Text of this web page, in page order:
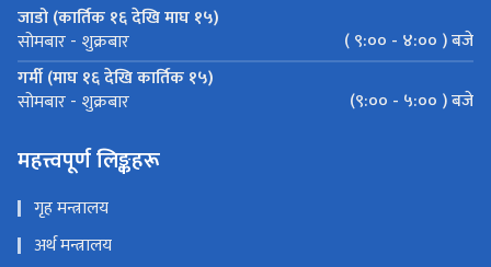
जाडो (कार्तिक १६ देखि माघ १५)
सोमबार - शुक्रबार
( ९:०० - ४:०० ) बजे
गर्मी (माघ १६ देखि कार्तिक १५)
सोमबार - शुक्रबार (९:०० - ५:०० ) बजे
महत्त्वपूर्ण लिङ्कहरू
गृह मन्त्रालय
अर्थ मन्त्रालय